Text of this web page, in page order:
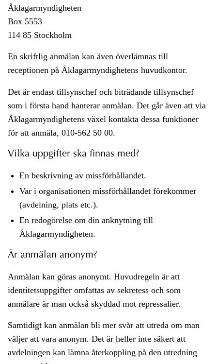
Åklagarmyndigheten
Box 5553
114 85 Stockholm
En skriftlig anmälan kan även överlämnas till
receptionen på Åklagarmyndighetens huvudkontor.
Det är endast tillsynschef och biträdande tillsynschef
som i första hand hanterar anmälan. Det går även att via
Åklagarmyndighetens växel kontakta dessa funktioner
för att anmäla, 010-562 50 00.
Vilka uppgifter ska finnas med?
En beskrivning av missförhållandet.
Var i organisationen missförhållandet förekommer
(avdelning, plats etc.).
En redogörelse om din anknytning till
Åklagarmyndigheten.
Är anmälan anonym?
Anmälan kan göras anonymt. Huvudregeln är att
identitetsuppgifter omfattas av sekretess och som
anmälare är man också skyddad mot repressalier.
Samtidigt kan anmälan bli mer svår att utreda om man
väljer att vara anonym. Det är heller inte säkert att
avdelningen kan lämna återkoppling på den utredning